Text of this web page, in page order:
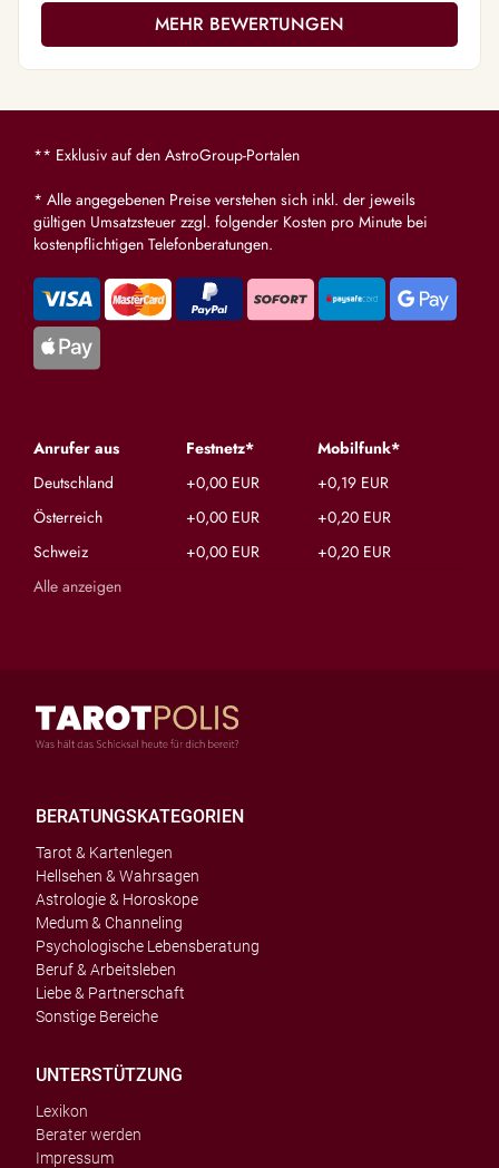
auf und
lange
MEHR BEWERTUNGEN
** Exklusiv auf den AstroGroup-Portalen
* Alle angegebenen Preise verstehen sich inkl. der jeweils
gültigen Umsatzsteuer zzgl. folgender Kosten pro Minute bei
kostenpflichtigen Telefonberatungen.
Anrufer aus Festnetz*
Mobilfunk*
Deutschland
+0,00 EUR
+0,19 EUR
Österreich
+0,00 EUR
+0,20 EUR
Schweiz
+0,00 EUR
+0,20 EUR
Alle anzeigen
BERATUNGSKATEGORIEN
Tarot & Kartenlegen
Hellsehen & Wahrsagen
Astrologie & Horoskope
Medum & Channeling
Psychologische Lebensberatung
Beruf & Arbeitsleben
Liebe & Partnerschaft
Sonstige Bereiche
UNTERSTÜTZUNG
Lexikon
Berater werden
Impressum